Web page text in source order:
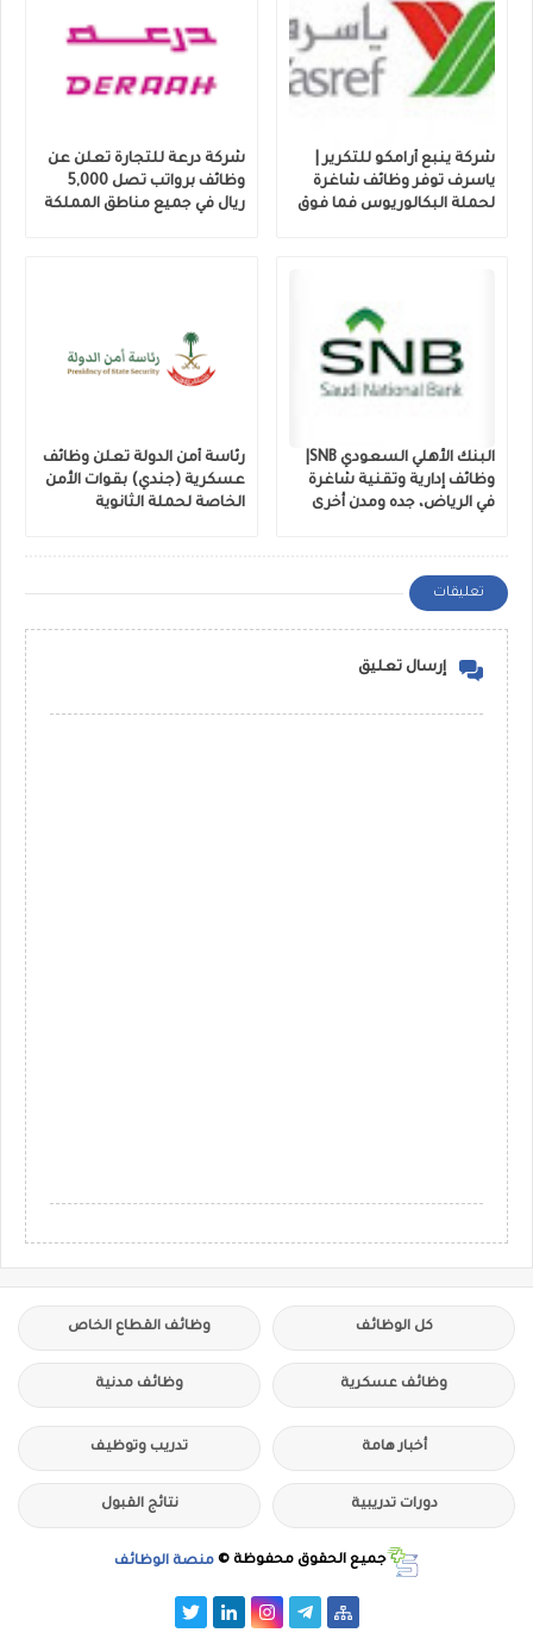
شركة ينبع أرامكو للتكرير |
ياسرف توفر وظائف شاغرة
لحملة البكالوريوس فما فوق
شركة درعة للتجارة تعلن عن
وظائف برواتب تصل 5,000
ريال في جميع مناطق المملكة
وظائف إدارية وتقنية شاغرة
في الرياض، جده ومدن أخرى
رئاسة أمن الدولة تعلن وظائف
عسكرية (جندي) بقوات الأمن
الخاصة لحملة الثانوية
تعليقات
إرسال تعليق
كل الوظائف وظائف القطاع الخاص
وظائف عسكرية وظائف مدنية
أخبار هامة تدريب وتوظيف
دورات تدريبية نتائج القبول
جميع الحقوق محفوظة © منصة الوظائف